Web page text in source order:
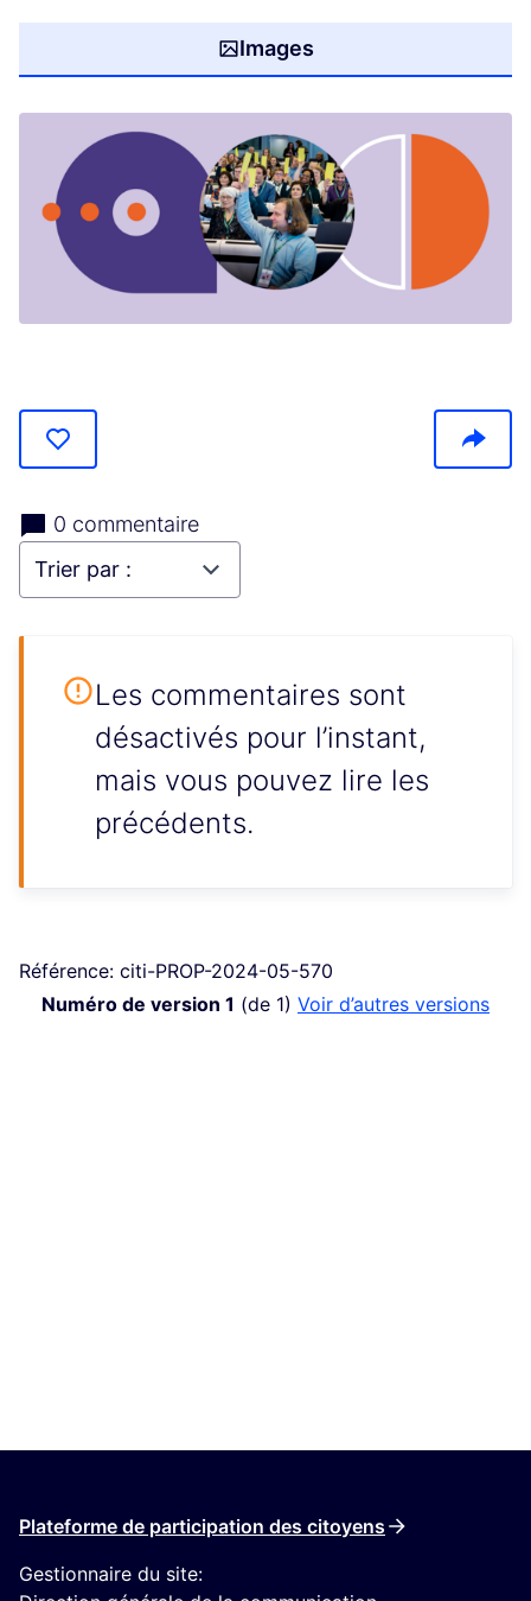
Images
0 commentaire
Les commentaires sont
désactivés pour l’instant,
mais vous pouvez lire les
précédents.
Référence: citi-PROP-2024-05-570
Numéro de version 1 (de 1) voir d’autres versions
Plateforme de participation des citoyens
Gestionnaire du site: